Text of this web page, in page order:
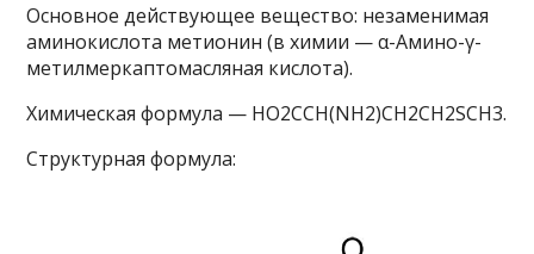
Основное действующее вещество: незаменимая
аминокислота метионин (в химии — α-Амино-γ-
метилмеркаптомасляная кислота).
Химическая формула — HO2CCH(NH2)CH2CH2SCH3.
Структурная формула: